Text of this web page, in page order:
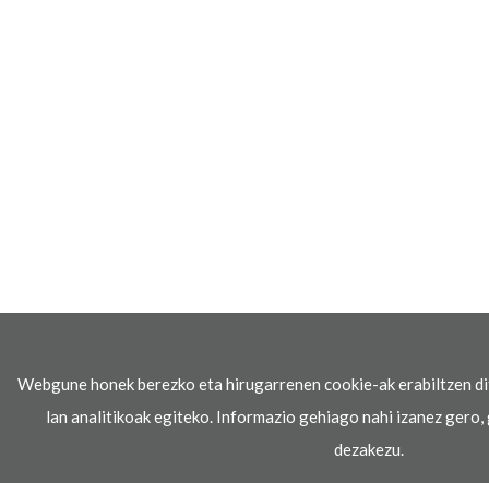
Webgune honek berezko eta hirugarrenen cookie-ak erabiltzen
lan analitikoak egiteko. Informazio gehiago nahi izanez
dezakezu.